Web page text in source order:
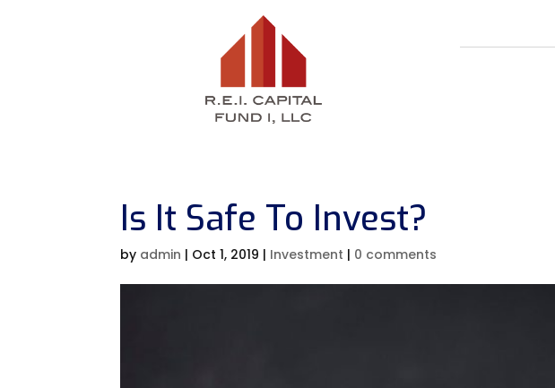
Is It Safe To Invest?
by admin | Oct 1, 2019 | Investment | 0 comments